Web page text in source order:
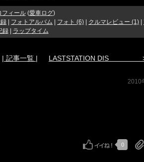
フィール(愛車ログ)
フォトアルバム フォト (6) クルマレビュー (1)
録| ラップタイム
| 記事一覧 | LASTSTATION DIS
2010
0